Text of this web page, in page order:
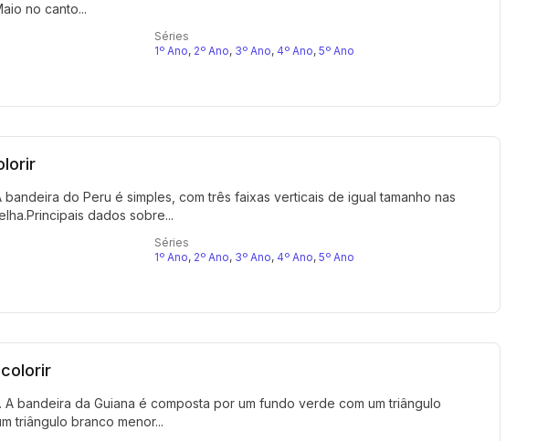
no canto...
Séries
1º Ano, 2º Ano, 3º Ano, 4º Ano, 5º Ano
do Peru é simples, com três faixas verticais de igual tamanho nas
dados sobre...
Séries
1º Ano, 2º Ano, 3º Ano, 4º Ano, 5º Ano
colorir
A bandeira da Guiana é composta por um fundo verde com um triângulo
triângulo branco menor...